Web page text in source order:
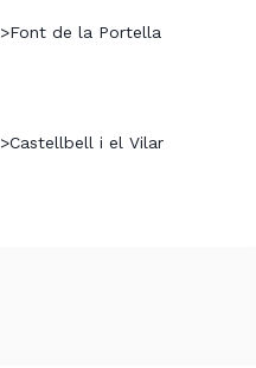
>Font de la Portella
>Castellbell i el Vilar